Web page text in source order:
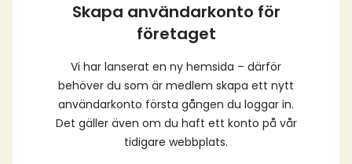
Skapa användarkonto för
företaget
Vi har lanserat en ny hemsida – därför
behöver du som är medlem skapa ett nytt
användarkonto första gången du loggar in.
Det gäller även om du haft ett konto på vår
tidigare webbplats.